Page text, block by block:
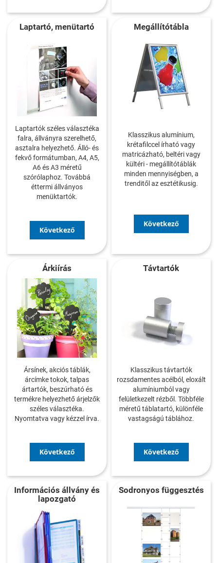
Laptartó, menütartó
Laptartók széles választéka
falra, állványra szerelhető,
asztalra helyezhető. Álló- és
fekvő formátumban, A4, A5,
A6 és A3 méretű
szórólaphoz. Továbbá
éttermi állványos
menüktartók.
Következő
Megállítótábla
Klasszikus alumínium,
krétafilccel írható vagy
matricázható, beltéri vagy
kültéri - megállítótáblák
minden mennyiségben, a
trenditől az esztétikusig.
Következő
Árkiírás
Ársínek, akciós táblák,
árcímke tokok, talpas
ártartók, beszúrható és
termékre helyezhető árjelzők
széles választéka.
Nyomtatva vagy kézzel írva.
Következő
Távtartók
Klasszikus távtartók
rozsdamentes acélból, eloxált
alumíniumból vagy
felületkezelt rézből. Többféle
méretű táblatartó, különféle
vastagságú táblához.
Következő
Információs állvány és
lapozgató
Sodronyos függesztés